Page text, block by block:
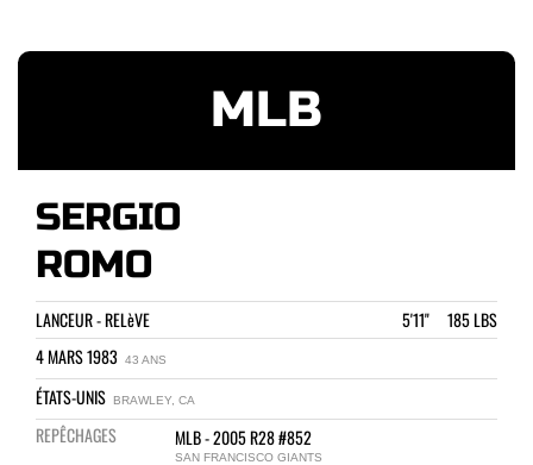
MLB
SERGIO
ROMO
LANCEUR - RELèVE
5'11" 185 LBS
4 MARS 1983 43 ANS
ÉTATS-UNIS BRAWLEY, CA
REPÊCHAGES MLB - 2005 R28 #852
SAN FRANCISCO GIANTS